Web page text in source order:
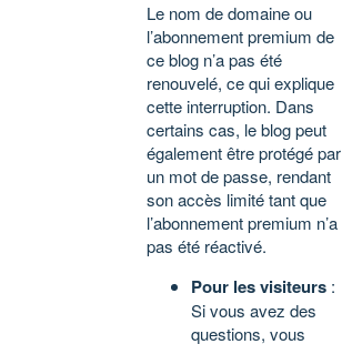
Le nom de domaine ou
l’abonnement premium de
ce blog n’a pas été
renouvelé, ce qui explique
cette interruption. Dans
certains cas, le blog peut
également être protégé par
un mot de passe, rendant
son accès limité tant que
l’abonnement premium n’a
pas été réactivé.
Pour les visiteurs :
Si vous avez des
questions, vous